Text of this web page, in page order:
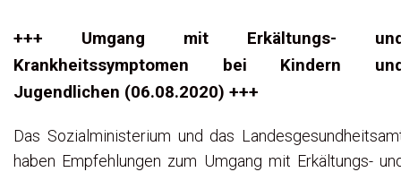
+++ Umgang mit Erkältungs-
Krankheitssymptomen bei Kindern
Jugendlichen (06.08.2020) +++
Das Sozialministerium und das
haben Empfehlungen zum Umgang mit Erkältungs-